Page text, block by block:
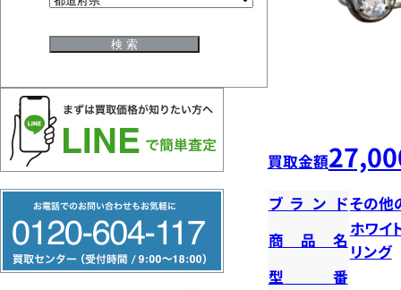
リ
ー
買取金額
ブランドその他
商品名
ホワ
リング
型番